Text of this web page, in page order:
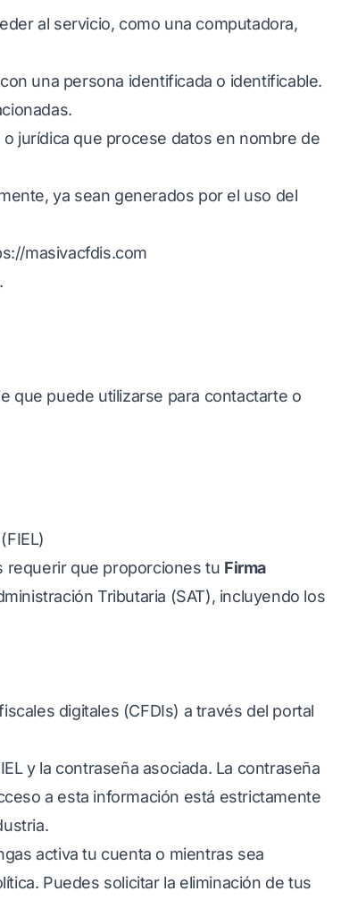
al servicio, como una computadora,
una persona identificada o identificable.
jurídica que procese datos en nombre de
ya sean generados por el uso del
masivacfdis.com
que puede utilizarse para contactarte o
requerir que proporciones tu Firma
Tributaria (SAT), incluyendo los
digitales (CFDIs) a través del portal
y la contraseña asociada. La contraseña
a esta información está estrictamente
activa tu cuenta o mientras sea
Puedes solicitar la eliminación de tus